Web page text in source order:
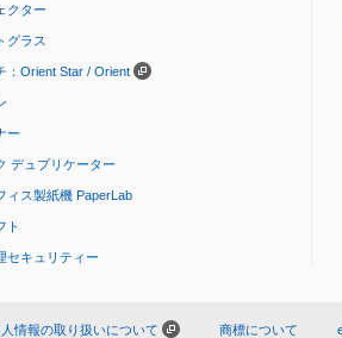
クター
グラス
：Orient Star / Orient
ー
デュプリケーター
ィス製紙機 PaperLab
ト
セキュリティー
情報の取り扱いについて 商標について